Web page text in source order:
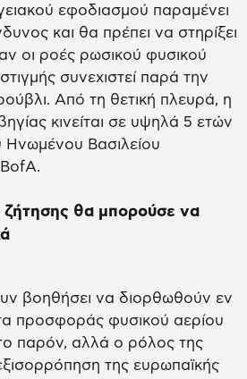
εφοδιασμού παραμένει
και θα πρέπει να στηρίξει
αν οι ροές ρωσικού φυσικού
συνεχιστεί παρά την
Από τη θετική πλευρά, η
κινείται σε υψηλά 5 ετών
Βασιλείου
ζήτησης θα μπορούσε να
βοηθήσει να διορθωθούν εν
προσφοράς φυσικού αερίου
παρόν, αλλά ο ρόλος της
της ευρωπαϊκής